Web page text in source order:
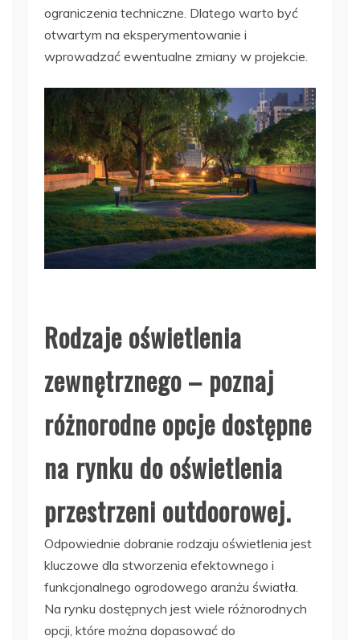
ograniczenia techniczne. Dlatego warto być
otwartym na eksperymentowanie i
wprowadzać ewentualne zmiany w projekcie.
Rodzaje oświetlenia
zewnętrznego – poznaj
różnorodne opcje dostępne
na rynku do oświetlenia
przestrzeni outdoorowej.
Odpowiednie dobranie rodzaju oświetlenia jest
kluczowe dla stworzenia efektownego i
funkcjonalnego ogrodowego aranżu światła.
Na rynku dostępnych jest wiele różnorodnych
opcji, które można dopasować do